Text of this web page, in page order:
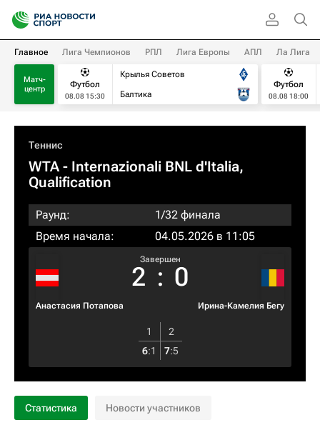
Главное Лига Чемпионов РПЛ Лига Европы АПЛ Ла Лига
Матч-
центр
Футбол
08.08 15:30
Крылья Советов
Балтика
Футбол
08.08 18:00
Теннис
WTA- Internazionali BNL d'Italia,
Qualification
Раунд:
1/32 финала
Время начала:
04.05.2026 в 11:05
Анастасия Потапова
Завершен
2 : 0
Ирина-Камелия Бегу
1
2
6:1 7:5
Статистика Новости участников